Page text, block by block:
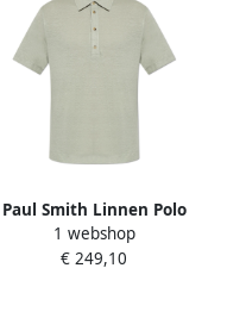
Paul Smith Linnen Polo
Green Heren
1 webshop
€ 249,10